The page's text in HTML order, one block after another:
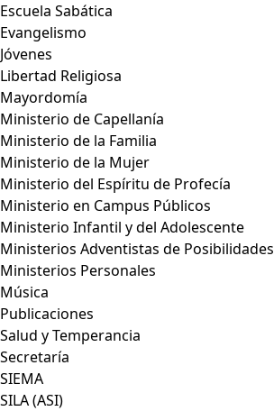
Escuela Sabática
Evangelismo
Jóvenes
Libertad Religiosa
Mayordomía
Ministerio de Capellanía
Ministerio de la Familia
Ministerio de la Mujer
Ministerio del Espíritu de Profecía
Ministerio en Campus Públicos
Ministerio Infantil y del Adolescente
Ministerios Adventistas de Posibilidades
Ministerios Personales
Música
Publicaciones
Salud y Temperancia
Secretaría
SIEMA
SILA (ASI)